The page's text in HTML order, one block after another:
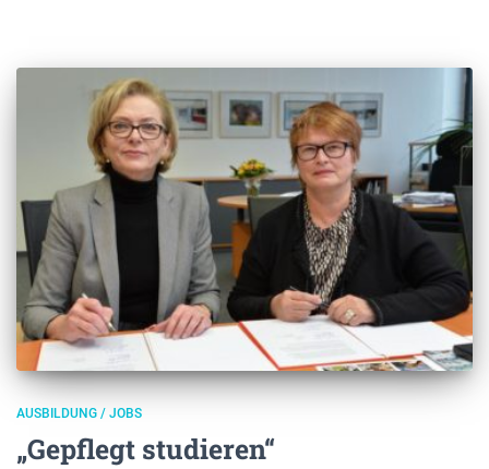
AUSBILDUNG / JOBS
„Gepflegt studieren“